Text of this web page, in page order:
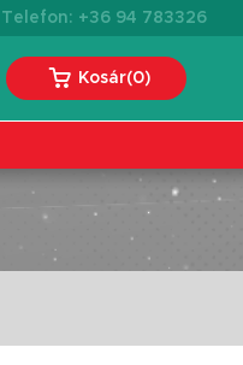
Telefon: +36 94 783326
Kosár(0)